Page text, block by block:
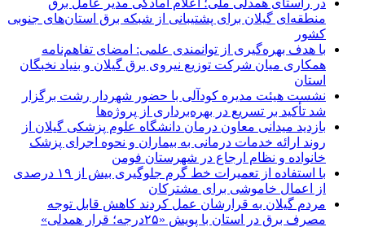
منطقه‌ای گیلان برای پشتیبانی از شبكه برق استان‌های جنوبی
كشور
با هدف بهره‌گیری از توانمندی علمی: امضای تفاهم‌نامه
همكاری میان شركت توزیع نیروی برق گیلان و بنیاد نخبگان
استان
نشست هیئت مدیره کودآلی با حضور شهردار رشت برگزار
شد تأکید بر تسریع در بهره‌برداری از پروژه‌ها
بازدید میدانی معاون درمان دانشگاه علوم پزشکی گیلان از
روند ارائه خدمات درمانی به بیماران و نحوه اجرای پزشک
خانواده و نظام ارجاع در شهرستان فومن
با استفاده از تعمیرات خط گرم جلوگیری بیش از ۱۹ درصدی
از اعمال خاموشی برای مشتركان
مردم گیلان به قرارشان عمل کردند كاهش قابل توجه
مصرف برق در استان با پویش «۲۵درجه؛ قرار همدلی»